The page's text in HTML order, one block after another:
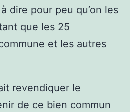
dire pour peu qu’on les
que les 25
et les autres
revendiquer le
de ce bien commun